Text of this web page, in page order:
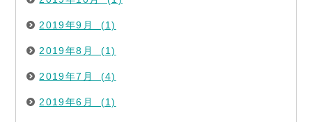
2019年9月 (1)
2019年8月 (1)
2019年7月 (4)
2019年6月 (1)